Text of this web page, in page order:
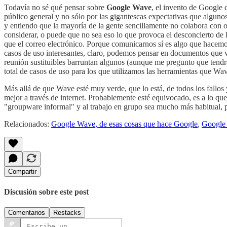
Todavía no sé qué pensar sobre Google Wave, el invento de Google
público general y no sólo por las gigantescas expectativas que
y entiendo que la mayoría de la gente sencillamente no colabora con
considerar, o puede que no sea eso lo que provoca el desconcierto
que el correo electrónico. Porque comunicarnos sí es algo que
casos de uso interesantes, claro, podemos pensar en documentos
reunión sustituibles barruntan algunos (aunque me pregunto que
total de casos de uso para los que utilizamos las herramientas que
Más allá de que Wave esté muy verde, que lo está, de todos los
mejor a través de internet. Probablemente esté equivocado, es a lo
"groupware informal" y al trabajo en grupo sea mucho más habitual,
Relacionados: Google Wave, de esas cosas que hace Google, Google
Compartir
Discusión sobre este post
Comentarios Restacks